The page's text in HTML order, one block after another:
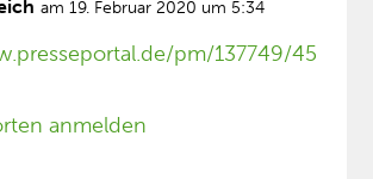
am 19. Februar 2020 um 5:34
pm/137749/45
anmelden